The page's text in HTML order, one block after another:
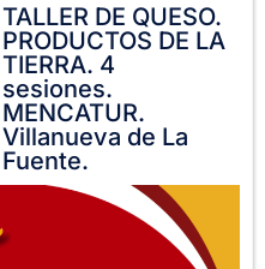
TALLER DE QUESO.
PRODUCTOS DE LA
TIERRA. 4
sesiones.
MENCATUR.
Villanueva de La
Fuente.